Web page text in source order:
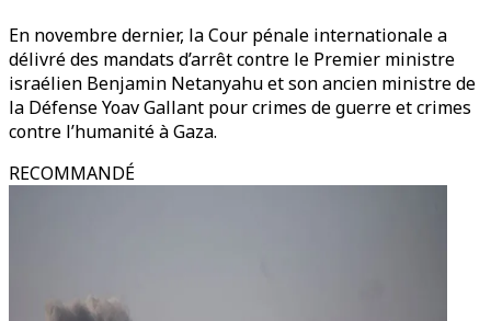
En novembre dernier, la Cour pénale internationale a
délivré des mandats d’arrêt contre le Premier ministre
israélien Benjamin Netanyahu et son ancien ministre de
la Défense Yoav Gallant pour crimes de guerre et crimes
contre l’humanité à Gaza.
RECOMMANDÉ